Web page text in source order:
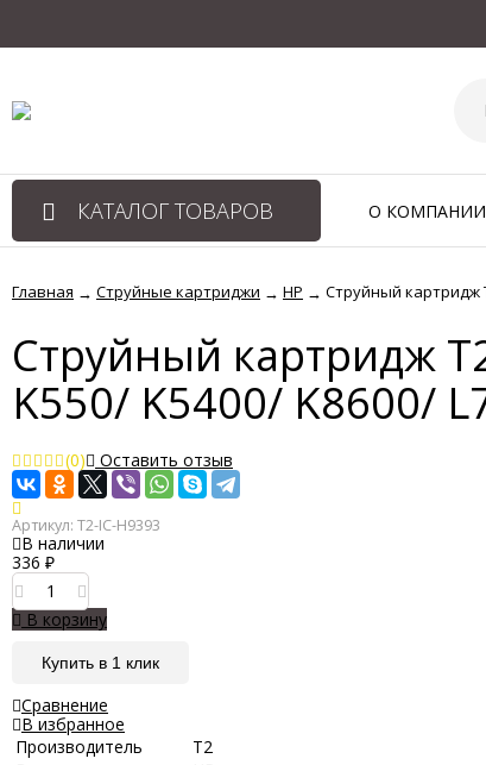
КАТАЛОГ ТОВАРОВ О КОМПАНИИ
Главная → Струйные картриджи → HP → Струйный картридж
Струйный картридж
K550/ K5400/ K8600/
(0) Оставить отзыв
Артикул: T2-IC-H9393
В наличии
336 ₽
В корзину
Купить в 1 клик
Сравнение
В избранное
Производитель
Т2